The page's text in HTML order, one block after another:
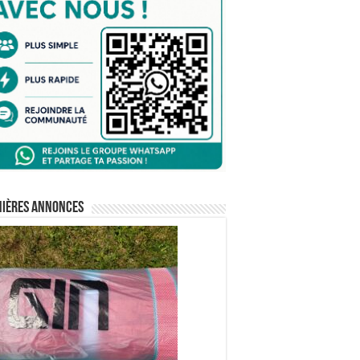
annonces